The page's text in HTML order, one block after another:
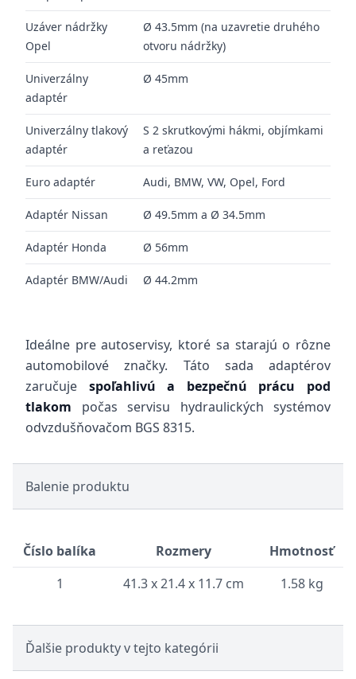
Uzáver nádržky
Opel
Ø 43.5mm (na uzavretie druhého
otvoru nádržky)
Univerzálny
adaptér
Ø 45mm
Univerzálny tlakový
adaptér
S 2 skrutkovými hákmi, objímkami
a reťazou
Euro adaptér Audi, BMW, VW, Opel, Ford
Adaptér Nissan Ø 49.5mm a Ø 34.5mm
Adaptér Honda Ø 56mm
Adaptér BMW/Audi Ø 44.2mm
Ideálne pre autoservisy, ktoré sa starajú o rôzne
automobilové značky. Táto sada adaptérov
zaručuje spoľahlivú a bezpečnú prácu pod
tlakom počas servisu hydraulických systémov
odvzdušňovačom BGS 8315.
Balenie produktu
Číslo balíka Rozmery
Hmotnosť
1
41.3 x 21.4 x 11.7 cm 1.58 kg
Ďalšie produkty v tejto kategórii